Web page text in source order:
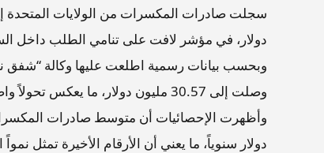
دولار، في مؤشر لافت على تنامي الطلب داخل
وصلت إلى 30.57 مليون دولار، ما يعكس تحولاً واضحاً في حجم التبادل التجاري بين البلدين.
دولار سنوياً، ما يعني أن الأرقام الأخيرة تمثل نمواً